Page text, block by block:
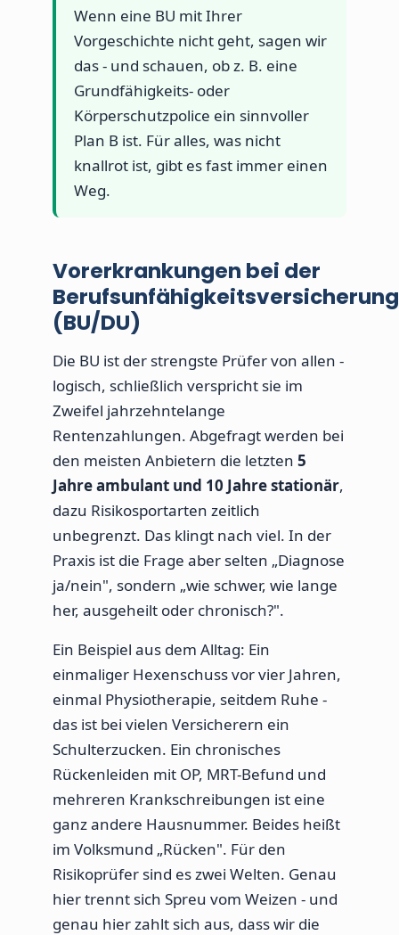
Wenn eine BU mit Ihrer
Vorgeschichte nicht geht, sagen wir
das - und schauen, ob z. B. eine
Grundfähigkeits- oder
Körperschutzpolice ein sinnvoller
Plan B ist. Für alles, was nicht
knallrot ist, gibt es fast immer einen
Weg.
Vorerkrankungen bei der
Berufsunfähigkeitsversicherung
(BU/DU)
Die BU ist der strengste Prüfer von allen -
logisch, schließlich verspricht sie im
Zweifel jahrzehntelange
Rentenzahlungen. Abgefragt werden bei
den meisten Anbietern die letzten 5
Jahre ambulant und 10 Jahre stationär,
dazu Risikosportarten zeitlich
unbegrenzt. Das klingt nach viel. In der
Praxis ist die Frage aber selten „Diagnose
ja/nein", sondern „wie schwer, wie lange
her, ausgeheilt oder chronisch?".
Ein Beispiel aus dem Alltag: Ein
einmaliger Hexenschuss vor vier Jahren,
einmal Physiotherapie, seitdem Ruhe -
das ist bei vielen Versicherern ein
Schulterzucken. Ein chronisches
Rückenleiden mit OP, MRT-Befund und
mehreren Krankschreibungen ist eine
ganz andere Hausnummer. Beides heißt
im Volksmund „Rücken". Für den
Risikoprüfer sind es zwei Welten. Genau
hier trennt sich Spreu vom Weizen - und
genau hier zahlt sich aus, dass wir die